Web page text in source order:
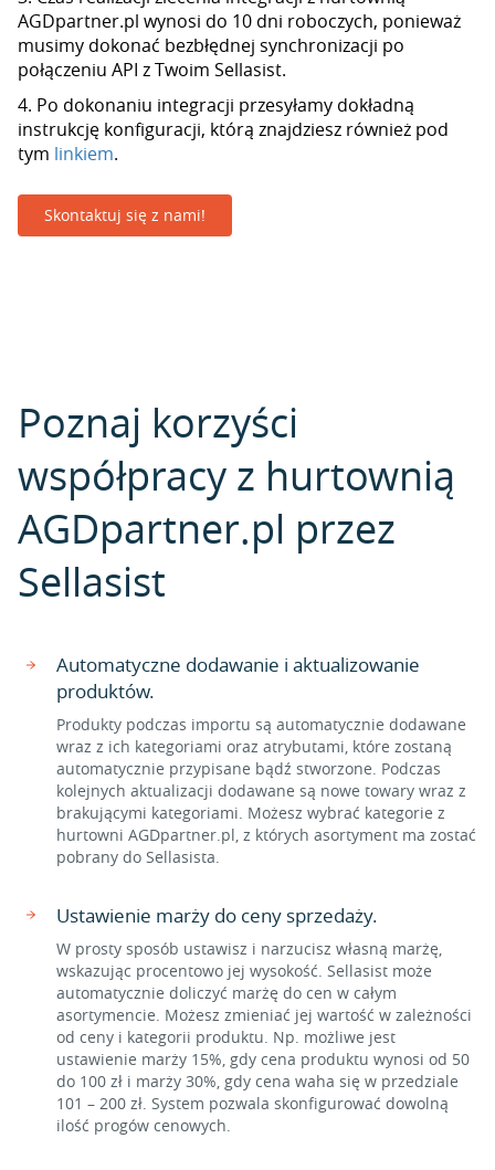
AGDpartner.pl wynosi do 10 dni roboczych, ponieważ
musimy dokonać bezbłędnej synchronizacji po
połączeniu API z Twoim Sellasist.
4. Po dokonaniu integracji przesyłamy dokładną
instrukcję konfiguracji, którą znajdziesz również pod
tym linkiem.
Skontaktuj się z nami!
Poznaj korzyści
współpracy z hurtownią
AGDpartner.pl przez
Sellasist
Automatyczne dodawanie i aktualizowanie
produktów.
Produkty podczas importu są automatycznie dodawane
wraz z ich kategoriami oraz atrybutami, które zostaną
automatycznie przypisane bądź stworzone. Podczas
kolejnych aktualizacji dodawane są nowe towary wraz z
brakującymi kategoriami. Możesz wybrać kategorie z
hurtowni AGDpartner.pl, z których asortyment ma zostać
pobrany do Sellasista.
Ustawienie marży do ceny sprzedaży.
W prosty sposób ustawisz i narzucisz własną marżę,
wskazując procentowo jej wysokość. Sellasist może
automatycznie doliczyć marżę do cen w całym
asortymencie. Możesz zmieniać jej wartość w zależności
od ceny i kategorii produktu. Np. możliwe jest
ustawienie marży 15%, gdy cena produktu wynosi od 50
do 100 zł i marży 30%, gdy cena waha się w przedziale
101 – 200 zł. System pozwala skonfigurować dowolną
ilość progów cenowych.